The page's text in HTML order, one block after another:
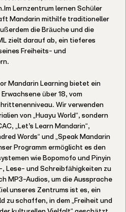
Lernzentrum lernen Schüler
Mandarin mithilfe traditioneller
die Bräuche und die
zielt darauf ab, ein tieferes
Freiheits- und
Mandarin Learning bietet ein
über 18, vom
Wir verwenden
von „Huayu World“, sondern
„Let’s Learn Mandarin“,
Words“ und „Speak Mandarin
Programm ermöglicht es den
wie Bopomofo und Pinyin
, Lese- und Schreibfähigkeiten zu
MP3-Audios, um die Aussprache
unseres Zentrums ist es, ein
zu schaffen, in dem „Freiheit und